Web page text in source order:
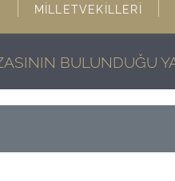
MİLLETVEKİLLERİ
BULUNDUĞU